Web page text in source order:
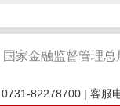
国家金融监督管理总
82278700 | 客服